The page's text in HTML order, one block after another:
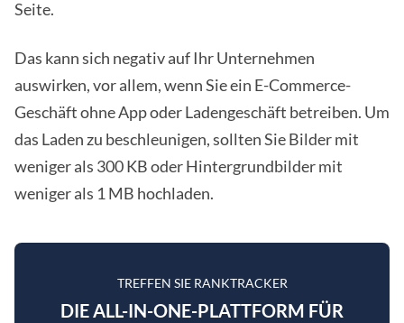
Seite.
Das kann sich negativ auf Ihr Unternehmen
auswirken, vor allem, wenn Sie ein E-Commerce-
Geschäft ohne App oder Ladengeschäft betreiben. Um
das Laden zu beschleunigen, sollten Sie Bilder mit
weniger als 300 KB oder Hintergrundbilder mit
weniger als 1 MB hochladen.
TREFFEN SIE RANKTRACKER
DIE ALL-IN-ONE-PLATTFORM FÜR